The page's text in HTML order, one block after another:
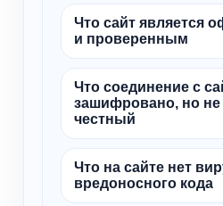
Что сайт является
и проверенным
Что соединение с
зашифровано, но не
честный
Что на сайте нет
вредоносного кода